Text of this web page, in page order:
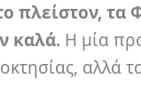
πλείστον, τα
καλά. Η μία
αλλά